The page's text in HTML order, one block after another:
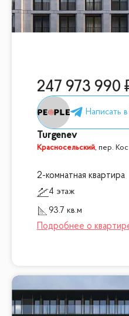
247 973 990
Turgenev
Красносельский, пер.
2-комнатная квартира
4 этаж
93.7 кв.м